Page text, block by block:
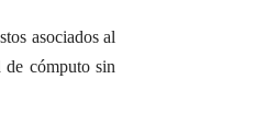
asociados al
cómputo sin